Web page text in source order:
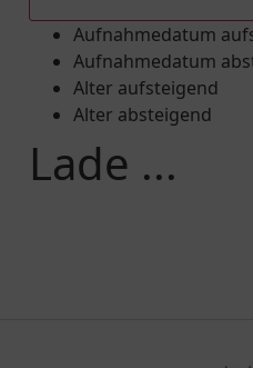
Aufnahmedatum
Aufnahmedatum
Alter aufsteigend
Alter absteigend
Lade ...